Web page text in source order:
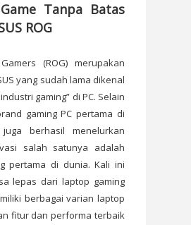
Tanpa Batas
ROG
(ROG) merupakan
yang sudah lama dikenal
gaming” di PC. Selain
gaming PC pertama di
berhasil menelurkan
salah satunya adalah
pertama di dunia. Kali ini
lepas dari laptop gaming
berbagai varian laptop
fitur dan performa terbaik